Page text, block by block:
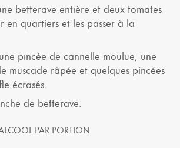
betterave entière et deux tomates
en quartiers et les passer à la
pincée de cannelle moulue, une
muscade râpée et quelques pincées
écrasés.
de betterave.
PAR PORTION